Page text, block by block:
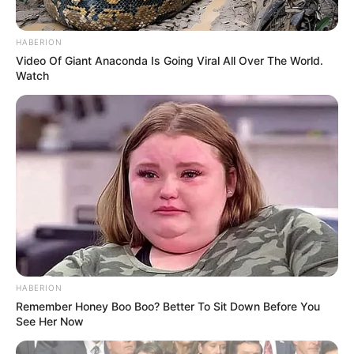
περάσει αυτή η απαράδεκτη διάταξη.
HABERION
Video Of Giant Anaconda Is Going Viral All Over The World.
Watch
HABERION
Remember Honey Boo Boo? Better To Sit Down Before You
See Her Now